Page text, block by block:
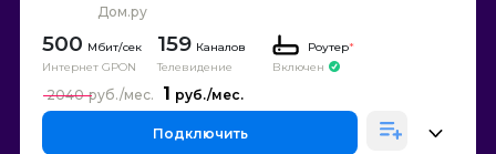
Дом.ру
500
Интернет GPON
159 Каналов
Телевидение
Роутер*
Включен
1
2040
Подключить